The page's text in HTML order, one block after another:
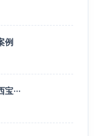
例
···